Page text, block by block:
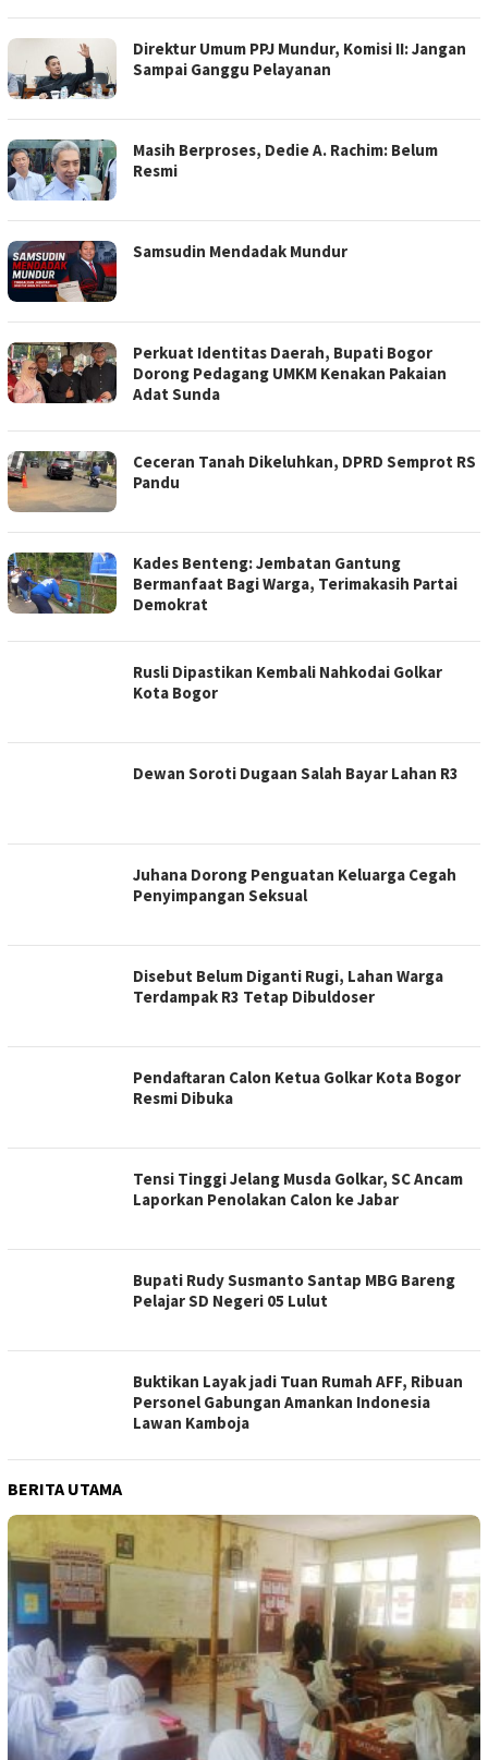
Direktur Umum PPJ Mundur, Komisi II: Jangan
Sampai Ganggu Pelayanan
Masih Berproses, Dedie A. Rachim: Belum
Resmi
Samsudin Mendadak Mundur
Perkuat Identitas Daerah, Bupati Bogor
Dorong Pedagang UMKM Kenakan Pakaian
Adat Sunda
Ceceran Tanah Dikeluhkan, DPRD Semprot RS
Pandu
Kades Benteng: Jembatan Gantung
Bermanfaat Bagi Warga, Terimakasih Partai
Demokrat
Rusli Dipastikan Kembali Nahkodai Golkar
Kota Bogor
Dewan Soroti Dugaan Salah Bayar Lahan R3
Juhana Dorong Penguatan Keluarga Cegah
Penyimpangan Seksual
Disebut Belum Diganti Rugi, Lahan Warga
Terdampak R3 Tetap Dibuldoser
Pendaftaran Calon Ketua Golkar Kota Bogor
Resmi Dibuka
Tensi Tinggi Jelang Musda Golkar, SC Ancam
Laporkan Penolakan Calon ke Jabar
Bupati Rudy Susmanto Santap MBG Bareng
Pelajar SD Negeri 05 Lulut
Buktikan Layak jadi Tuan Rumah AFF, Ribuan
Personel Gabungan Amankan Indonesia
Lawan Kamboja
BERITA UTAMA